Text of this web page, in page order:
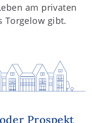
am privaten
Torgelow gibt.
Prospekt